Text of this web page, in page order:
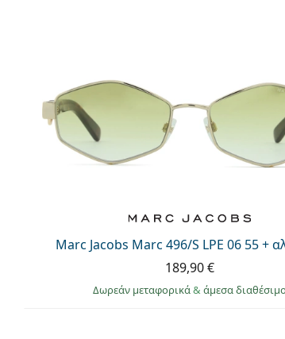
Marc Jacobs Marc 496/S LPE 06 55 +
189,90 €
Δωρεάν μεταφορικά& άμεσα